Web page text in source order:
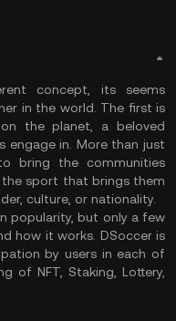
concept, its seems
in the world. The first is
the planet, a beloved
engage in. More than just
bring the communities
sport that brings them
culture, or nationality.
popularity, but only a few
how it works. DSoccer is
by users in each of
of NFT, Staking, Lottery,